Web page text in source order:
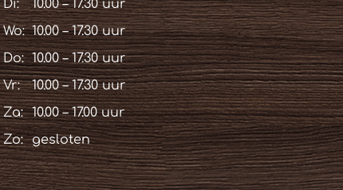
Di:
10.00 – 17.30 uur
Wo: 10.00 – 17.30 uur
Do: 10.00 – 17.30 uur
Vr:
10.00 – 17.30 uur
Za:
10.00 – 17.00 uur
Zo:
gesloten